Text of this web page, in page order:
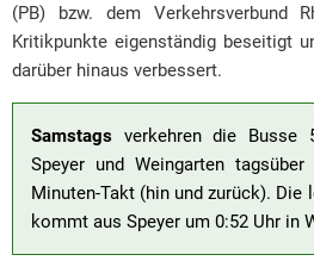
(PB) bzw. dem Verkehrsverbund
Kritikpunkte eigenständig beseitigt
darüber hinaus verbessert.
Samstags verkehren die Busse
Speyer und Weingarten
Minuten-Takt (hin und zurück). Die
kommt aus Speyer um 0:52 Uhr in